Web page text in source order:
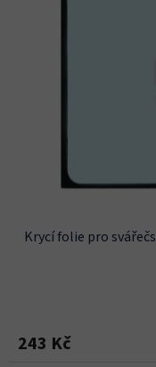
Krycí folie pro
243 Kč